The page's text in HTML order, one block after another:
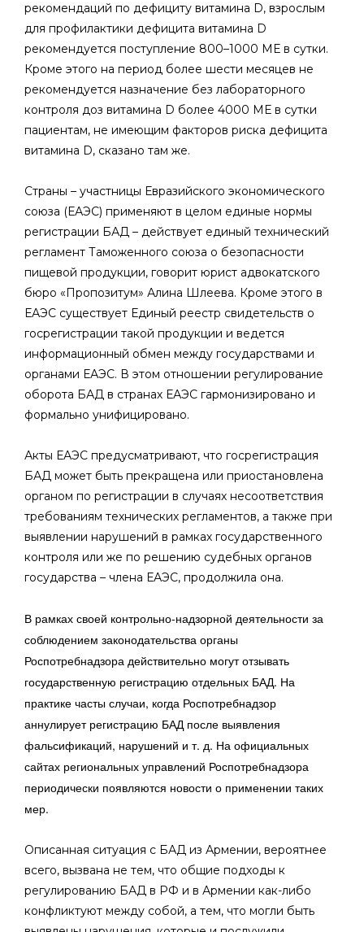
рекомендаций по дефициту витамина D, взрослым
для профилактики дефицита витамина D
рекомендуется поступление 800–1000 МЕ в сутки.
Кроме этого на период более шести месяцев не
рекомендуется назначение без лабораторного
контроля доз витамина D более 4000 МЕ в сутки
пациентам, не имеющим факторов риска дефицита
витамина D, сказано там же.
Страны – участницы Евразийского экономического
союза (ЕАЭС) применяют в целом единые нормы
регистрации БАД – действует единый технический
регламент Таможенного союза о безопасности
пищевой продукции, говорит юрист адвокатского
бюро «Пропозитум» Алина Шлеева. Кроме этого в
ЕАЭС существует Единый реестр свидетельств о
госрегистрации такой продукции и ведется
информационный обмен между государствами и
органами ЕАЭС. В этом отношении регулирование
оборота БАД в странах ЕАЭС гармонизировано и
формально унифицировано.
Акты ЕАЭС предусматривают, что госрегистрация
БАД может быть прекращена или приостановлена
органом по регистрации в случаях несоответствия
требованиям технических регламентов, а также при
выявлении нарушений в рамках государственного
контроля или же по решению судебных органов
государства – члена ЕАЭС, продолжила она.
В рамках своей контрольно-надзорной деятельности за
соблюдением законодательства органы
Роспотребнадзора действительно могут отзывать
государственную регистрацию отдельных БАД. На
практике часты случаи, когда Роспотребнадзор
аннулирует регистрацию БАД после выявления
фальсификаций, нарушений и т. д. На официальных
сайтах региональных управлений Роспотребнадзора
периодически появляются новости о применении таких
мер.
Описанная ситуация с БАД из Армении, вероятнее
всего, вызвана не тем, что общие подходы к
регулированию БАД в РФ и в Армении как-либо
конфликтуют между собой, а тем, что могли быть